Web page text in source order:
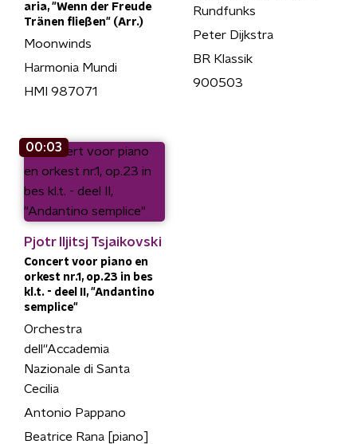
aria, "Wenn der Freude
Tränen fließen" (Arr.)
Moonwinds
Harmonia Mundi
HMI 987071
Rundfunks
Peter Dijkstra
BR Klassik
900503
00:03
Pjotr Iljitsj Tsjaikovski
Concert voor piano en
orkest nr.1, op.23 in bes
kl.t. - deel II, "Andantino
semplice"
Orchestra
dell''Accademia
Nazionale di Santa
Cecilia
Antonio Pappano
Beatrice Rana [piano]